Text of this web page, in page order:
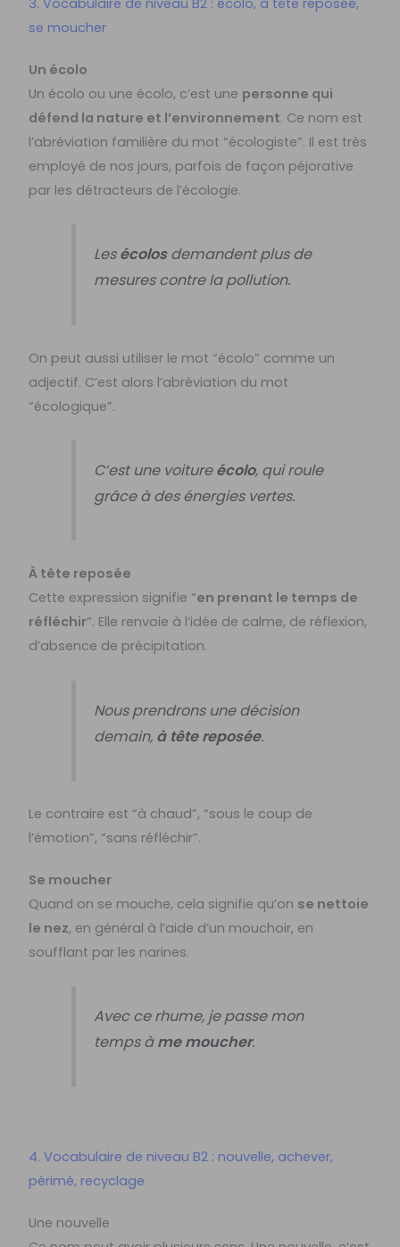
3. Vocabulaire de niveau B2 : écolo, à tête reposée,
se moucher
Un écolo
Un écolo ou une écolo, c’est une personne qui
défend la nature et l’environnement. Ce nom est
l’abréviation familière du mot “écologiste”. Il est très
employé de nos jours, parfois de façon péjorative
par les détracteurs de l’écologie.
Lesécolosdemandent plus de
mesures contre la pollution.
On peut aussi utiliser le mot “écolo” comme un
adjectif. C’est alors l’abréviation du mot
“écologique”.
C’est une voitureécolo, qui roule
grâce à des énergies vertes.
À tête reposée
Cette expression signifie “en prenant le temps de
réfléchir“. Elle renvoie à l’idée de calme, de réflexion,
d’absence de précipitation.
Nous prendrons une décision
demain, à tête reposée.
Le contraire est “à chaud”, “sous le coup de
l’émotion”, “sans réfléchir”.
Se moucher
Quand on se mouche, cela signifie qu’on se nettoie
le nez, en général à l’aide d’un mouchoir, en
soufflant par les narines.
Avec ce rhume, je passe mon
temps àme moucher.
4. Vocabulaire de niveau B2 : nouvelle, achever,
périmé, recyclage
Une nouvelle